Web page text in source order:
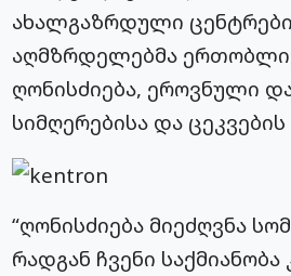
ახალგაზრდული
აღმზრდელებმა
ღონისძიება, ეროვნული
სიმღერებისა და
“ღონისძიება მიეძღვნა
რადგან ჩვენი საქმიანობა